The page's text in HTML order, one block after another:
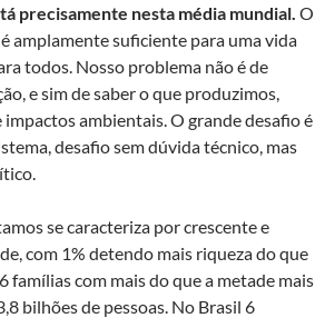
precisamente nesta média mundial. O
amplamente suficiente para uma vida
todos. Nosso problema não é de
e sim de saber o que produzimos,
impactos ambientais. O grande desafio é
desafio sem dúvida técnico, mas
se caracteriza por crescente e
com 1% detendo mais riqueza do que
famílias com mais do que a metade mais
bilhões de pessoas. No Brasil 6